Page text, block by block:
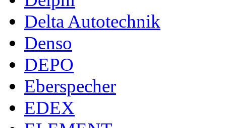
Delta Autotechnik
Denso
DEPO
Eberspecher
EDEX